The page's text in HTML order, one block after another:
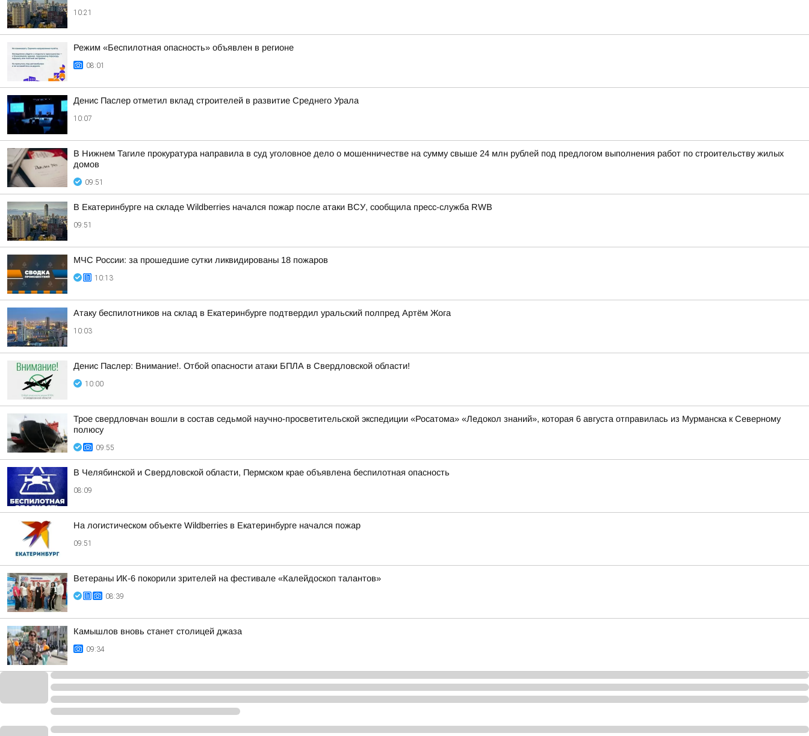
10:21
Режим «Беспилотная опасность» объявлен в регионе
08:01
Денис Паслер отметил вклад строителей в развитие Среднего Урала
10:07
В Нижнем Тагиле прокуратура направила в суд уголовное дело о мошенничестве на сумму свыше 24 млн рублей под предлогом выполнения работ по строительству жилых
домов
09:51
В Екатеринбурге на складе Wildberries начался пожар после атаки ВСУ, сообщила пресс-служба RWB
09:51
МЧС России: за прошедшие сутки ликвидированы 18 пожаров
10:13
Атаку беспилотников на склад в Екатеринбурге подтвердил уральский полпред Артём Жога
10:03
Денис Паслер: Внимание!. Отбой опасности атаки БПЛА в Свердловской области!
10:00
Трое свердловчан вошли в состав седьмой научно-просветительской экспедиции «Росатома» «Ледокол знаний», которая 6 августа отправилась из Мурманска к Северному
полюсу
09:55
В Челябинской и Свердловской области, Пермском крае объявлена беспилотная опасность
08:09
На логистическом объекте Wildberries в Екатеринбурге начался пожар
09:51
Ветераны ИК-6 покорили зрителей на фестивале «Калейдоскоп талантов»
08:39
Камышлов вновь станет столицей джаза
09:34